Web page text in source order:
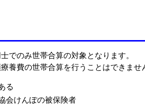
でのみ世帯合算の対象となります。
養費の世帯合算を行うことはできませ
る
会けんぽの被保険者